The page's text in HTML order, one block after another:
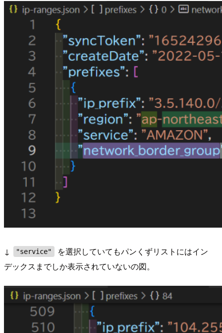
↓ "service"
を選択していてもパンくずリストにはイン
デックスまでしか表示されていないの図。